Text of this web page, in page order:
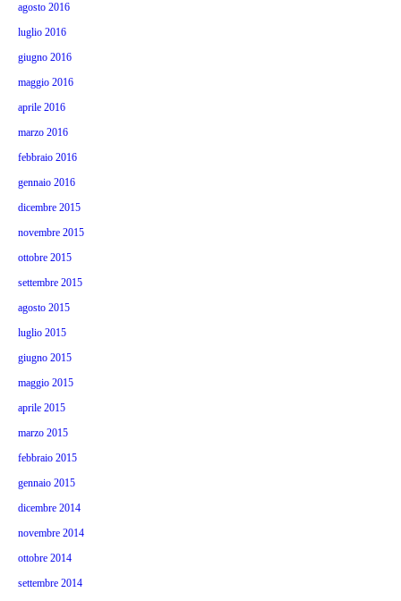
agosto 2016
luglio 2016
giugno 2016
maggio 2016
aprile 2016
marzo 2016
febbraio 2016
gennaio 2016
dicembre 2015
novembre 2015
ottobre 2015
settembre 2015
agosto 2015
luglio 2015
giugno 2015
maggio 2015
aprile 2015
marzo 2015
febbraio 2015
gennaio 2015
dicembre 2014
novembre 2014
ottobre 2014
settembre 2014